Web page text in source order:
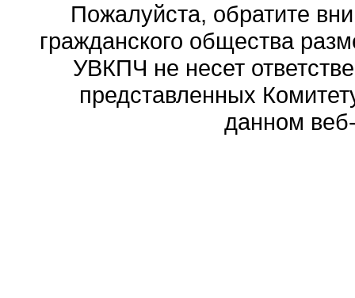
Пожалуйста, обратите
гражданского общества
УВКПЧ не несет
представленных
данном